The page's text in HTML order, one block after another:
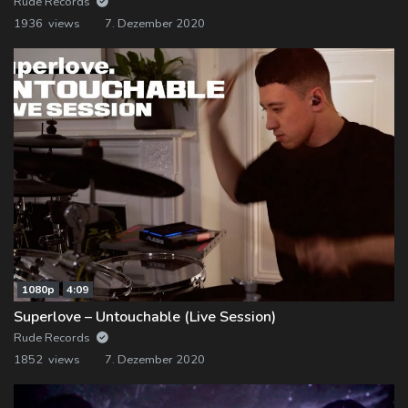
1936 views
7. Dezember 2020
1080p 4:09
Superlove – Untouchable (Live Session)
Rude Records
1852 views
7. Dezember 2020